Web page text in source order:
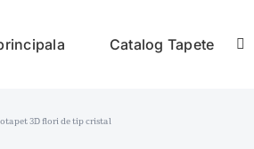
Catalog Tapete
3D flori de tip cristal